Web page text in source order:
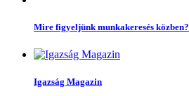
Mire figyeljünk munkakeresés közben?
Igazság Magazin